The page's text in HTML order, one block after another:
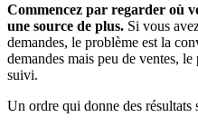
Commencez par regarder où
une source de plus. Si vous
demandes, le problème est la
demandes mais peu de ventes,
suivi.
Un ordre qui donne des résultats